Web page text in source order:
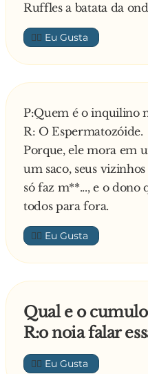
Ruffles a batata da
👍🏼
P:Quem é o inquilino
R: O Espermatozóide.
Porque, ele mora em
um saco, seus
só faz m**..., e o dono
todos para fora.
👍🏼
Qual e o
R:o noia falar
👍🏼